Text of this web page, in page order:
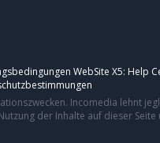
WebSite X5: Help
Incomedia lehnt
der Inhalte auf dieser